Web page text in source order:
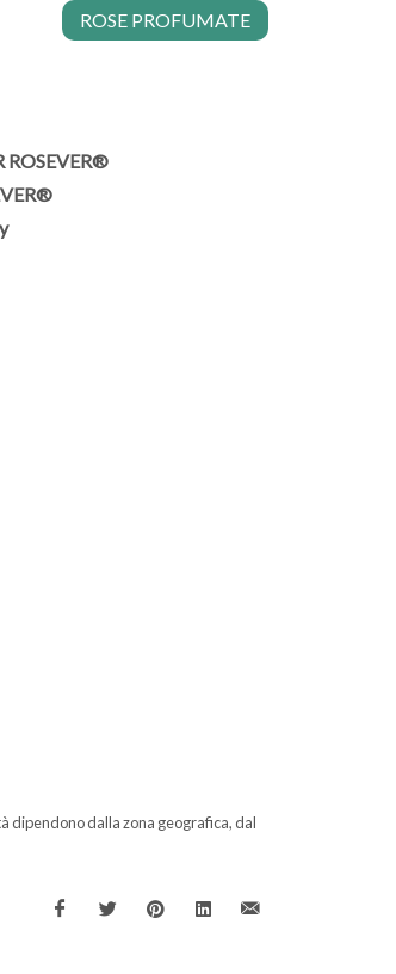
ROSE PROFUMATE
ROSEVER®
dipendono dalla zona geografica, dal